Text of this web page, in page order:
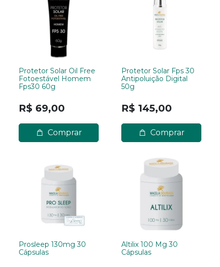
Protetor Solar Oil Free
Fotoestável Homem
Fps30 60g
R$ 69,00
Comprar
Protetor Solar Fps 30
Antipoluição Digital
50g
R$ 145,00
Comprar
Prosleep 130mg 30
Cápsulas
Altilix 100 Mg 30
Cápsulas